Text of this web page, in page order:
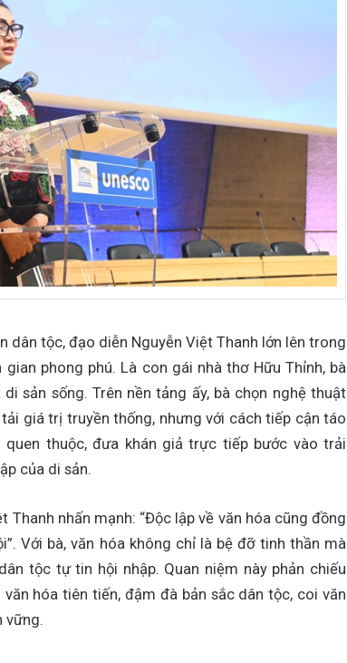
dân tộc, đạo diễn Nguyễn Việt Thanh lớn lên trong
phong phú. Là con gái nhà thơ Hữu Thỉnh, bà
sản sống. Trên nền tảng ấy, bà chọn nghệ thuật
giá trị truyền thống, nhưng với cách tiếp cận táo
thuộc, đưa khán giả trực tiếp bước vào trải
của di sản.
nhấn mạnh: “Độc lập về văn hóa cũng đồng
Với bà, văn hóa không chỉ là bệ đỡ tinh thần mà
tộc tự tin hội nhập. Quan niệm này phản chiếu
hóa tiên tiến, đậm đà bản sắc dân tộc, coi văn
vững.